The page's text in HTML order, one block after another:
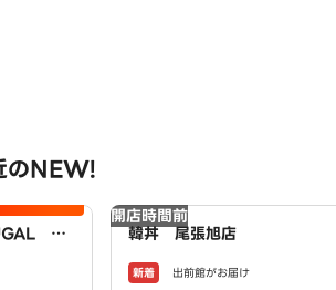
のNEW!
ジ
開店時間前
韓丼 尾張旭店
新着 出前館がお届け